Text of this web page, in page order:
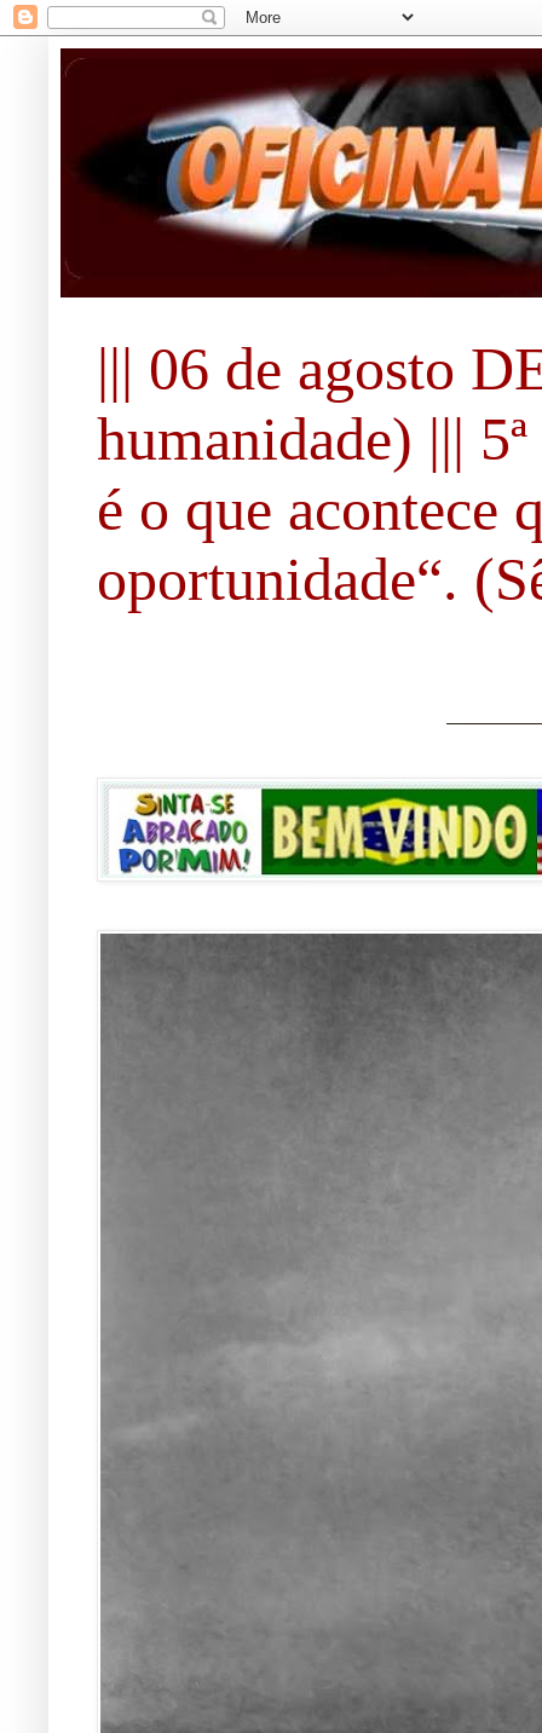
||| 06 de agosto
humanidade) |||
é o que acontece
oportunidade“.